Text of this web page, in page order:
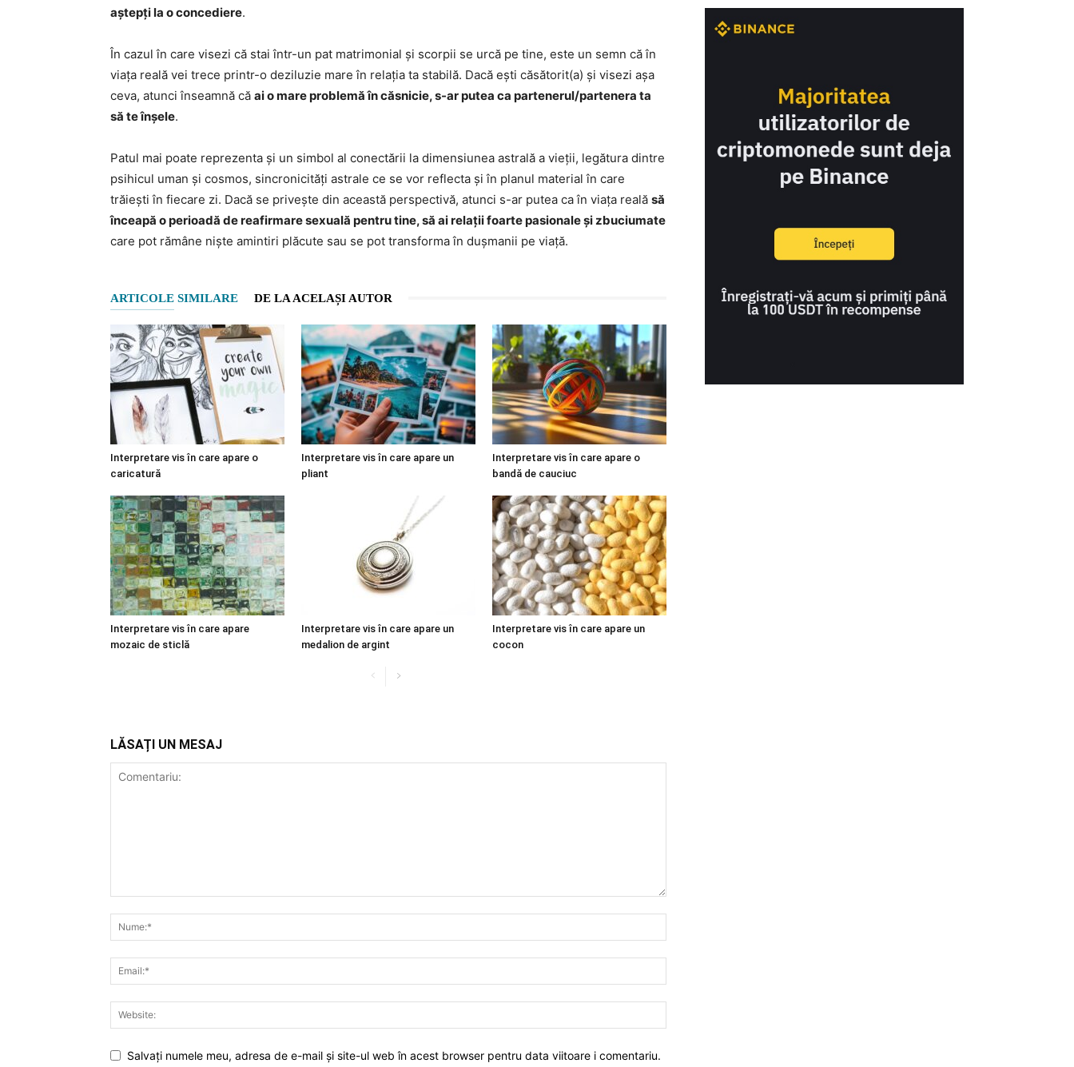
aștepți la o concediere.
În cazul în care visezi că stai într-un pat matrimonial și scorpii se urcă pe tine, este un semn că în
viața reală vei trece printr-o deziluzie mare în relația ta stabilă. Dacă ești căsătorit(a) și visezi așa
ceva, atunci înseamnă că ai o mare problemă în căsnicie, s-ar putea ca partenerul/partenera ta
să te înșele.
Patul mai poate reprezenta și un simbol al conectării la dimensiunea astrală a vieții, legătura dintre
psihicul uman și cosmos, sincronicități astrale ce se vor reflecta și în planul material în care
trăiești în fiecare zi. Dacă se privește din această perspectivă, atunci s-ar putea ca în viața reală să
înceapă o perioadă de reafirmare sexuală pentru tine, să ai relații foarte pasionale și zbuciumate
care pot rămâne niște amintiri plăcute sau se pot transforma în dușmanii pe viață.
ARTICOLE SIMILARE DE LA ACELAȘI AUTOR
Interpretare vis în care apare o
caricatură
Interpretare vis în care apare un
pliant
Interpretare vis în care apare o
bandă de cauciuc
Interpretare vis în care apare
mozaic de sticlă
Interpretare vis în care apare un
medalion de argint
Interpretare vis în care apare un
cocon
LĂSAȚI UN MESAJ
Salvați numele meu, adresa de e-mail și site-ul web în acest browser pentru data viitoare i comentariu.